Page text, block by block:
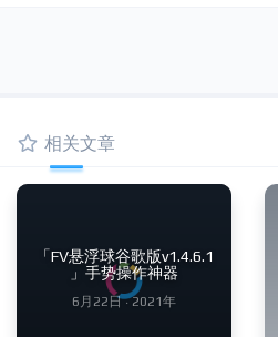
相关文章
「FV悬浮球谷歌版v1.4.6.1
」手势操作神器
6月22日 · 2021年